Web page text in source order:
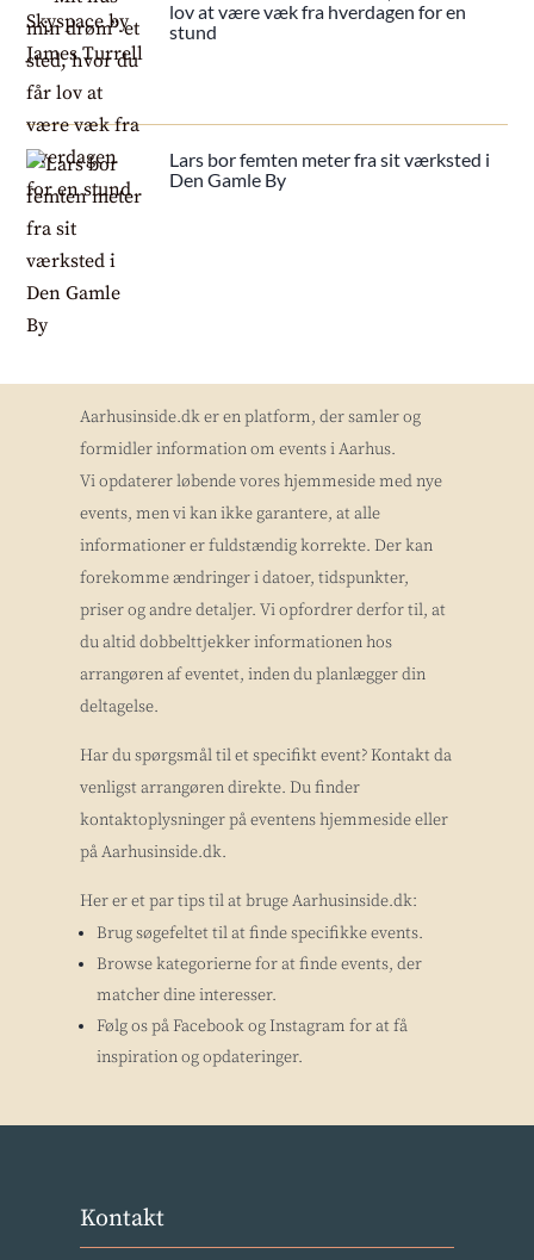
lov at være væk fra hverdagen for en
stund
Lars bor femten meter fra sit værksted i
Den Gamle By
Aarhusinside.dk er en platform, der samler og
formidler information om events i Aarhus.
Vi opdaterer løbende vores hjemmeside med nye
events, men vi kan ikke garantere, at alle
informationer er fuldstændig korrekte. Der kan
forekomme ændringer i datoer, tidspunkter,
priser og andre detaljer. Vi opfordrer derfor til, at
du altid dobbelttjekker informationen hos
arrangøren af eventet, inden du planlægger din
deltagelse.
Har du spørgsmål til et specifikt event? Kontakt da
venligst arrangøren direkte. Du finder
kontaktoplysninger på eventens hjemmeside eller
på Aarhusinside.dk.
Her er et par tips til at bruge Aarhusinside.dk:
Brug søgefeltet til at finde specifikke events.
Browse kategorierne for at finde events, der
matcher dine interesser.
Følg os på Facebook og Instagram for at få
inspiration og opdateringer.
Kontakt